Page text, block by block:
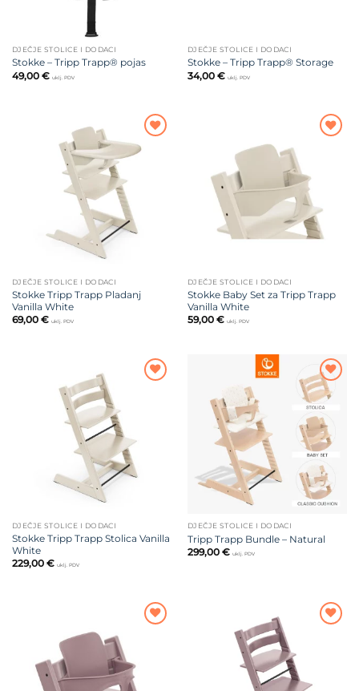
DJEČJE STOLICE I DODACI
Stokke – Tripp Trapp® pojas
49,00 € uklj. PDV
DJEČJE STOLICE I DODACI
Stokke – Tripp Trapp® Storage
34,00 € uklj. PDV
Dodajte
na listu
DJEČJE STOLICE I DODACI
Stokke Tripp Trapp Pladanj
Vanilla White
69,00 € uklj. PDV
DJEČJE STOLICE I DODACI
Stokke Baby Set za Tripp Trapp
Vanilla White
59,00 € uklj. PDV
DJEČJE STOLICE I DODACI
Stokke Tripp Trapp Stolica Vanilla
White
229,00 € uklj. PDV
Dodajte
na listu
želja
DJEČJE STOLICE I DODACI
Tripp Trapp Bundle – Natural
299,00 € uklj. PDV